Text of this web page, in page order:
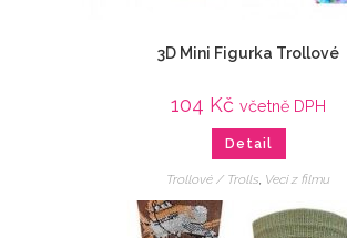
3D Mini Figurka Trollové
104 Kč včetně DPH
Detail
Trollové / Trolls, Veci z filmu